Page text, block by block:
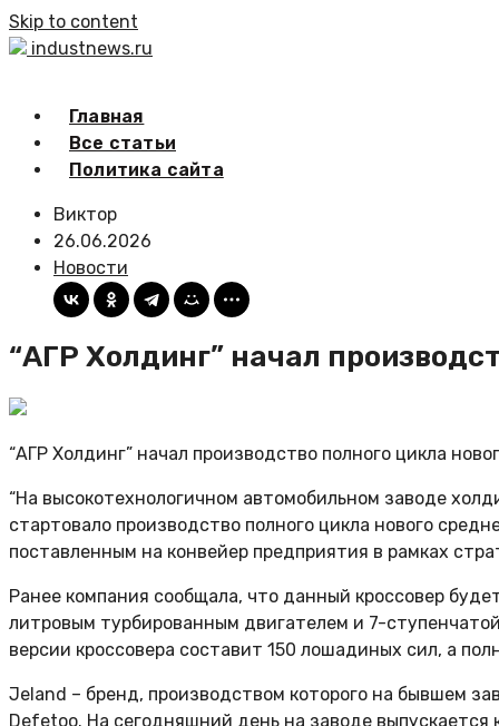
Skip to content
industnews.ru
Главная
Все статьи
Политика сайта
Виктор
26.06.2026
Новости
“АГР Холдинг” начал
“АГР Холдинг” начал производство полного цикла
“На высокотехнологичном автомобильном заводе
стартовало производство полного цикла нового
поставленным на конвейер предприятия в рамках
Ранее компания сообщала, что данный кроссовер
литровым турбированным двигателем и 7-
версии кроссовера составит 150 лошадиных сил, а
Jeland – бренд, производством которого на бывшем
Defetoo. На сегодняшний день на заводе